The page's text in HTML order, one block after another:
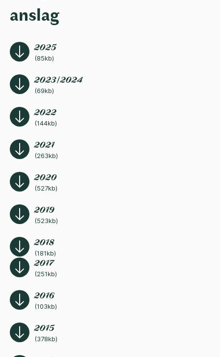
anslag
2025
(85kb)
2023/2024
(69kb)
2022
(144kb)
2021
(263kb)
2020
(527kb)
2019
(523kb)
2018
(181kb)
2017
(251kb)
2016
(103kb)
2015
(378kb)